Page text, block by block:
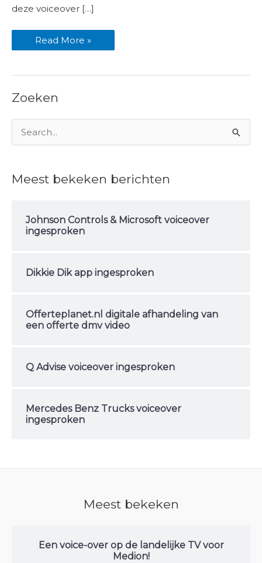
deze voiceover […]
Labrador
een
varken?
Read More »
Zoeken
Meest bekeken berichten
Johnson Controls & Microsoft voiceover
ingesproken
Dikkie Dik app ingesproken
Offerteplanet.nl digitale afhandeling van
een offerte dmv video
Q Advise voiceover ingesproken
Mercedes Benz Trucks voiceover
ingesproken
Meest bekeken
Een voice-over op de landelijke TV voor
Medion!